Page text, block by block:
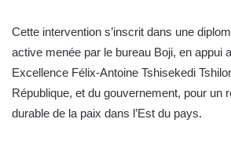
Cette intervention s’inscrit dans une
active menée par le bureau Boji, en appui
Excellence Félix-Antoine Tshisekedi
République, et du gouvernement, pour un
durable de la paix dans l’Est du pays.